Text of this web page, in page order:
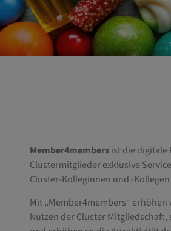
Member4membersist die
Clustermitglieder exklusive
Cluster-Kolleginnen und -
Mit „Member4members“
Nutzen der Cluster